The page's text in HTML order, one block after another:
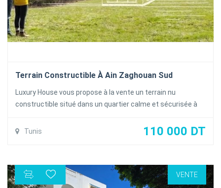
Terrain Constructible À Ain Zaghouan Sud
Luxury House vous propose à la vente un terrain nu
constructible situé dans un quartier calme et sécurisée à
Superficie :522m²
-Vocation : R+2
Tunis 110 000 DT
VENTE